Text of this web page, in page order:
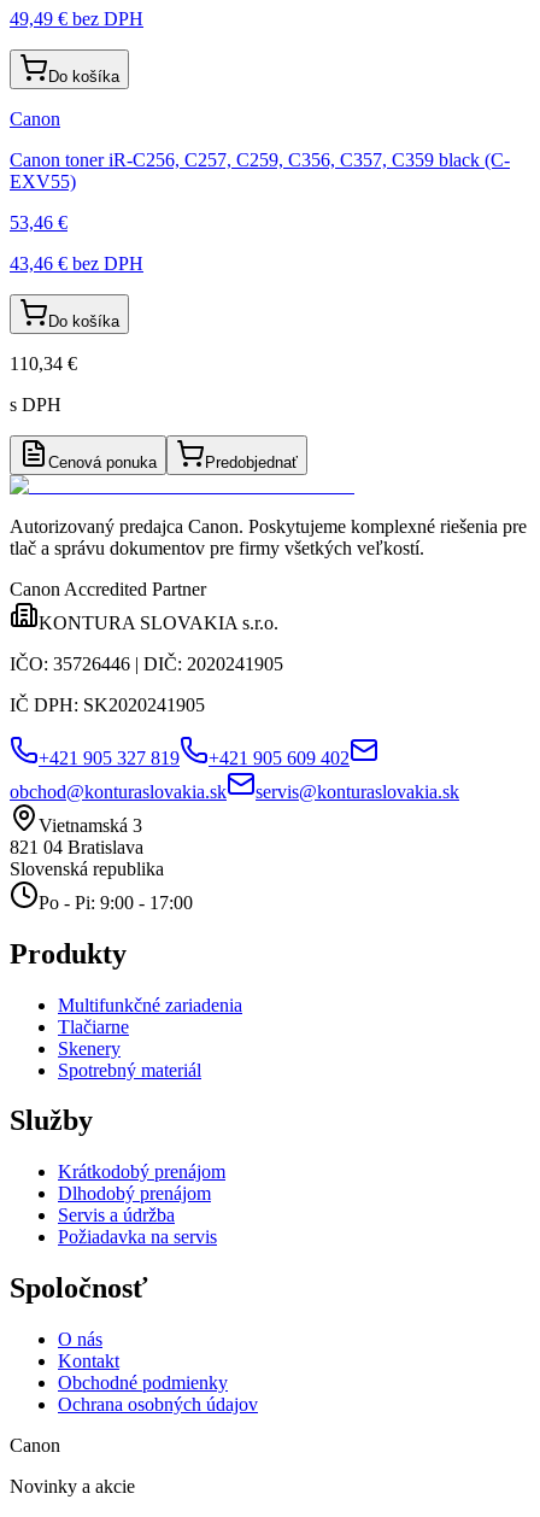
49,49 € bez DPH
Do košíka
Canon
Canon toner iR-C256, C257, C259, C356, C357, C359 black (C-
EXV55)
53,46 €
43,46 € bez DPH
Do košíka
110,34 €
s DPH
Cenová ponuka Predobjednať
Autorizovaný predajca Canon. Poskytujeme komplexné riešenia pre
tlač a správu dokumentov pre firmy všetkých veľkostí.
Canon Accredited Partner
KONTURA SLOVAKIA s.r.o.
IČO: 35726446 | DIČ: 2020241905
IČ DPH: SK2020241905
+421 905 327 819
+421 905 609 402
obchod@konturaslovakia.sk
servis@konturaslovakia.sk
Vietnamská 3
821 04 Bratislava
Slovenská republika
Po - Pi: 9:00 - 17:00
Produkty
Multifunkčné zariadenia
Tlačiarne
Skenery
Spotrebný materiál
Služby
Krátkodobý prenájom
Dlhodobý prenájom
Servis a údržba
Požiadavka na servis
Spoločnosť
O nás
Kontakt
Obchodné podmienky
Ochrana osobných údajov
Canon
Novinky a akcie